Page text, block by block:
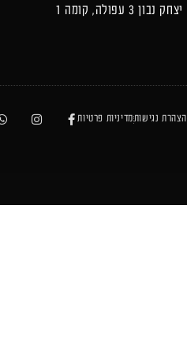
יצחק נבון 3 עפולה, קומה 1
הצהרת נגישותמדיניות פרטיות